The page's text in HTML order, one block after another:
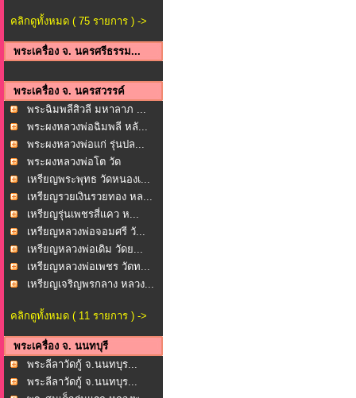
คลิกดูทั้งหมด ( 75 รายการ ) ->
พระเครื่อง จ. นครศรีธรรม...
พระเครื่อง จ. นครสวรรค์
พระฉิมพลีสิวลี มหาลาภ ...
พระผงหลวงพ่อฉิมพลี หลั...
พระผงหลวงพ่อแก่ รุ่นปล...
พระผงหลวงพ่อโต วัด
มงคล...เหรียญพระพุทธ วัดหนองเ...
เหรียญรวยเงินรวยทอง หล...
เหรียญรุ่นเพชรสี่แคว ห...
เหรียญหลวงพ่อจอมศรี วั...
เหรียญหลวงพ่อเดิม วัดย...
เหรียญหลวงพ่อเพชร วัดท...
เหรียญเจริญพรกลาง หลวง...
คลิกดูทั้งหมด ( 11 รายการ ) ->
พระเครื่อง จ. นนทบุรี
พระลีลาวัดกู้ จ.นนทบุร...
พระลีลาวัดกู้ จ.นนทบุร...